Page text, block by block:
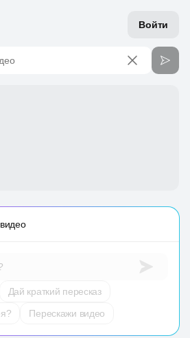
Войти
Дай краткий пересказ
Перескажи видео